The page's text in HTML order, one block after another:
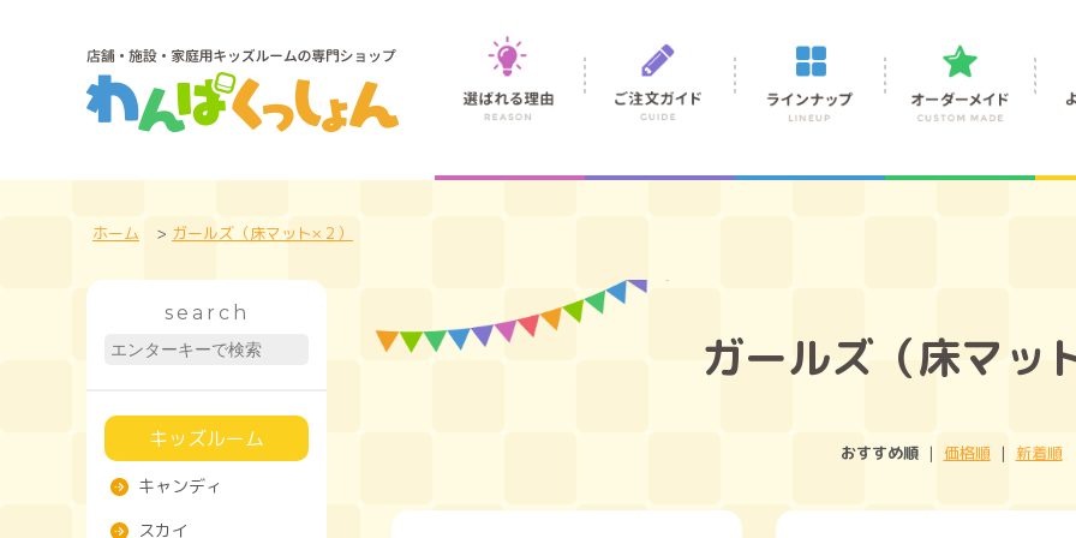
ホーム > ガールズ（床マット×２）
ガールズ（床マッ
おすすめ順| 価格順| 新着順
search
キッズルーム
キャンディ
スカイ